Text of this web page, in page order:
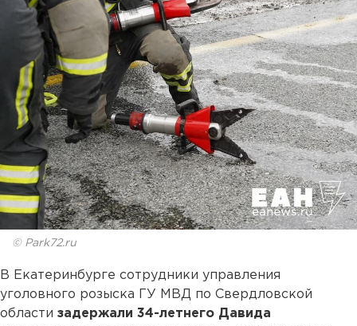
© Park72.ru
В Екатеринбурге сотрудники управления
уголовного розыска ГУ МВД по Свердловской
области задержали 34-летнего Давида